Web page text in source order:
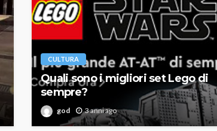
CULTURA
Quali sono i migliori set Lego di
sempre?
god 3 anni ago